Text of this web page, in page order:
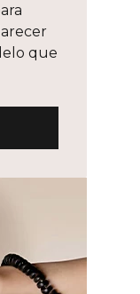
que